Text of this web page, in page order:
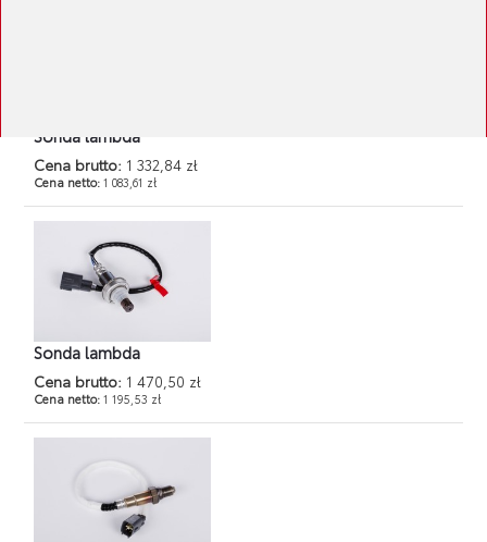
Sonda lambda
Cena brutto: 1 332,84 zł
Cena netto:1 083,61 zł
Sonda lambda
Cena brutto: 1 470,50 zł
Cena netto:1 195,53 zł